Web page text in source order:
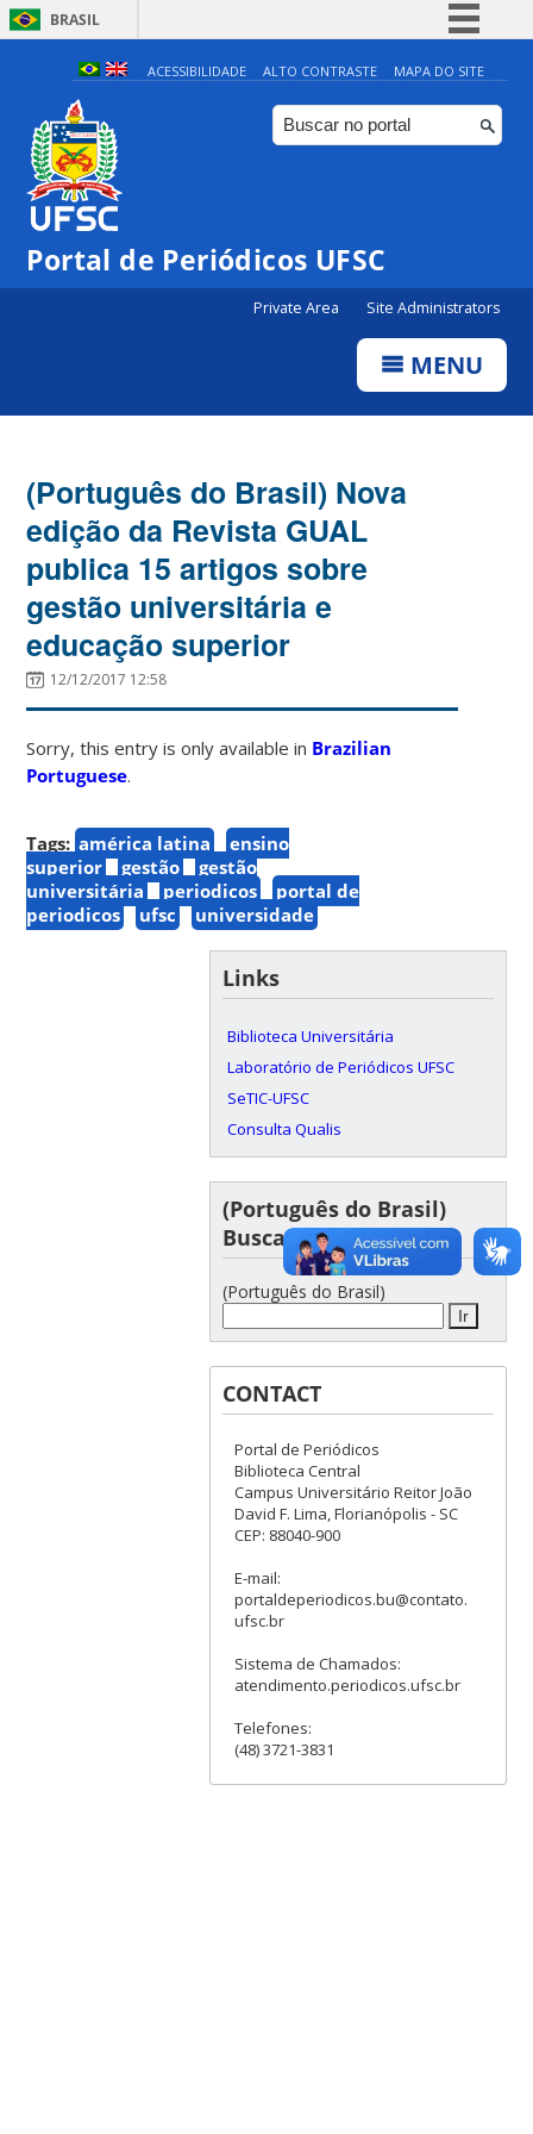
BRASIL
Simplifique!
Comunica BR
Participe
Canais
ACESSIBILIDADE ALTO CONTRASTE MAPA DO SITE
Portal de Periódicos UFSC
Private Area Site Administrators
MENU
(Português do Brasil) Nova
edição da Revista GUAL
publica 15 artigos sobre
gestão universitária e
educação superior
12/12/2017 12:58
Sorry, this entry is only available in Brazilian
Portuguese.
Tags: américa latina
ensino
superior
gestão
gestão
universitária
periodicos
portal de
periodicos
ufsc universidade
Links
Biblioteca Universitária
Laboratório de Periódicos UFSC
SeTIC-UFSC
Consulta Qualis
(Português do Brasil)
Busca de artigos
(Português do Brasil)
CONTACT
Portal de Periódicos
Biblioteca Central
Campus Universitário Reitor João
David F. Lima, Florianópolis - SC
CEP: 88040-900
E-mail:
portaldeperiodicos.bu@contato.
ufsc.br
Sistema de Chamados:
atendimento.periodicos.ufsc.br
Telefones:
(48) 3721-3831